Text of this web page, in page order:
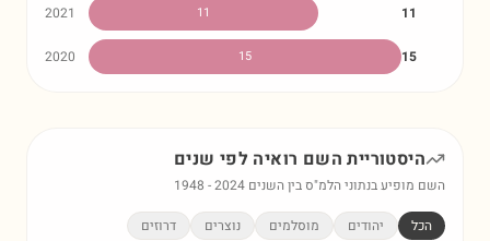
2021 11 11
2020 15 15
היסטוריית השם רואיה לפי שנים
השם מופיע בנתוני הלמ"ס בין השנים 1948 -2024
הכל יהודים מוסלמים נוצרים דרוזים